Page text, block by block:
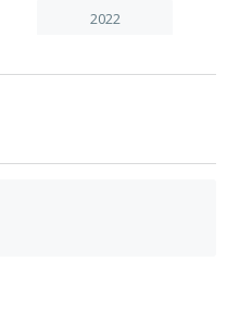
2022